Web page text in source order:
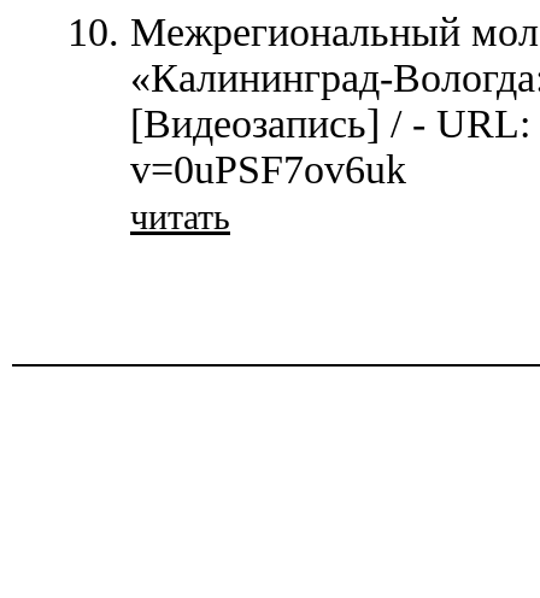
Межрегиональный
«Калининград-
[Видеозапись] / -
v=0uPSF7ov6uk
читать